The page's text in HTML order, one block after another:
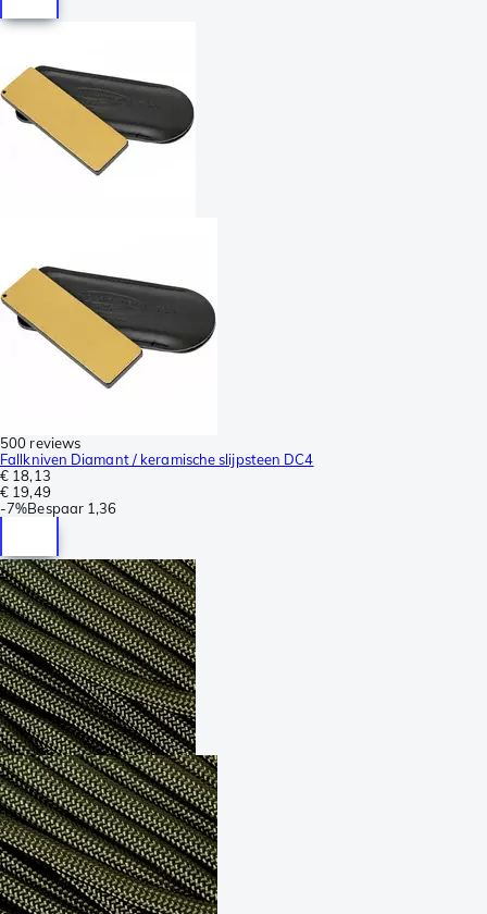
500 reviews
Fallkniven Diamant / keramische slijpsteen DC4
€ 18,13
€ 19,49
-7%Bespaar 1,36